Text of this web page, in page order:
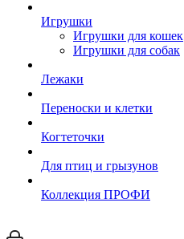
Игрушки
Игрушки для кошек
Игрушки для собак
Лежаки
Переноски и клетки
Когтеточки
Для птиц и грызунов
Коллекция ПРОФИ